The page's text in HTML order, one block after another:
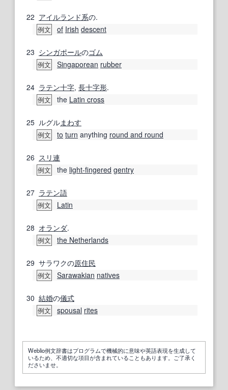
22 アイルランド系の.
例文 of Irish descent
23 シンガポールのゴム
例文 Singaporean rubber
24 ラテン十字, 長十字形.
例文 the Latin cross
25 ルグルまわす
例文 to turn anything round and round
26 スリ連
例文 the light-fingered gentry
27 ラテン語
例文 Latin
28 オランダ.
例文 the Netherlands
29 サラワクの原住民
例文 Sarawakian natives
30 結婚の儀式
例文 spousal rites
Weblio例文辞書はプログラムで機械的に意味や英語表現を生成して
いるため、不適切な項目が含まれていることもあります。ご了承く
ださいませ。